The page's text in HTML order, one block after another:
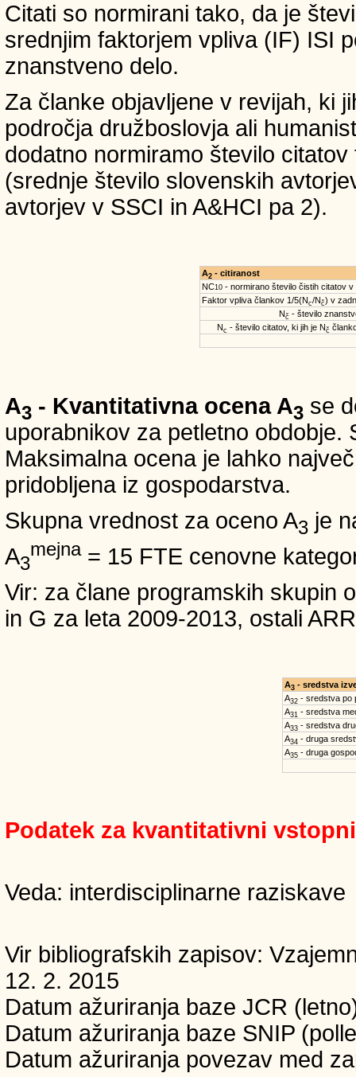
Citati so normirani tako, da je
srednjim faktorjem vpliva (IF) ISI
znanstveno delo.
Za članke objavljene v revijah, ki
področja družboslovja ali
dodatno normiramo število
(srednje število slovenskih
avtorjev v SSCI in A&HCI pa 2).
A2- citiranost
NC10- normirano število čistih citatov v
Faktor vpliva člankov 1/5(Nc/Nč) v
Nč - število
Nc - število citatov, ki jih je Nč
A3 - Kvantitativna ocena A3 se
uporabnikov za petletno obdobje.
Maksimalna ocena je lahko
pridobljena iz gospodarstva.
Skupna vrednost za oceno A3 je
A3
mejna= 15 FTE cenovne
Vir: za člane programskih skupin
in G za leta 2009-2013, ostali
A3- sredstva
A32- sredstva po
A31 - sredstva
A33- sredstva
A34 - druga
A35- druga
Podatek za kvantitativni
Veda: interdisciplinarne raziskave
Vir bibliografskih zapisov:
12. 2. 2015
Datum ažuriranja baze JCR
Datum ažuriranja baze SNIP
Datum ažuriranja povezav med